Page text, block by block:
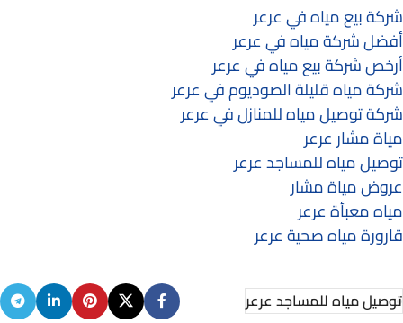
شركة بيع مياه في عرعر
أفضل شركة مياه في عرعر
أرخص شركة بيع مياه في عرعر
شركة مياه قليلة الصوديوم في عرعر
شركة توصيل مياه للمنازل في عرعر
مياة مشار عرعر
توصيل مياه للمساجد عرعر
عروض مياة مشار
مياه معبأة عرعر
قارورة مياه صحية عرعر
توصيل مياه للمساجد عرعر